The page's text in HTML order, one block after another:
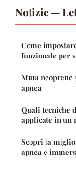
Notizie —
Come
funzionale per
Muta neoprene
apnea
Quali tecniche
applicate in un
Scopri la
apnea e